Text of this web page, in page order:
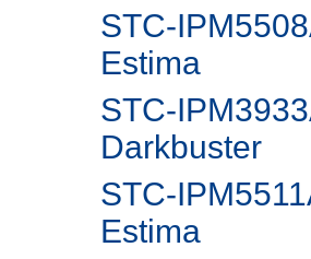
STC-
Estima
STC-
Darkbuster
STC-
Estima